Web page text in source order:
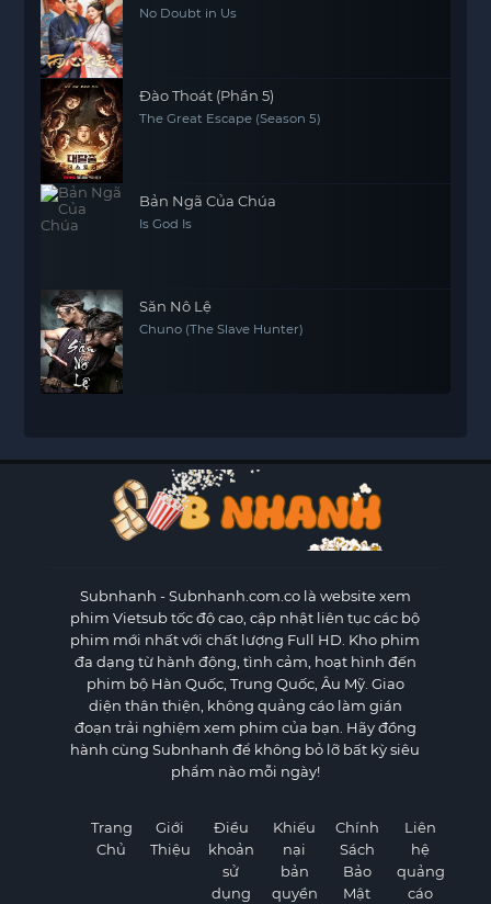
No Doubt in Us
Đào Thoát (Phần 5)
The Great Escape (Season 5)
Bản Ngã Của Chúa
Is God Is
Săn Nô Lệ
Chuno (The Slave Hunter)
Subnhanh - Subnhanh.com.co là website xem
phim Vietsub tốc độ cao, cập nhật liên tục các bộ
phim mới nhất với chất lượng Full HD. Kho phim
đa dạng từ hành động, tình cảm, hoạt hình đến
phim bộ Hàn Quốc, Trung Quốc, Âu Mỹ. Giao
diện thân thiện, không quảng cáo làm gián
đoạn trải nghiệm xem phim của bạn. Hãy đồng
hành cùng Subnhanh để không bỏ lỡ bất kỳ siêu
phẩm nào mỗi ngày!
Trang
Chủ
Giới
Thiệu
Điều
khoản
sử
dụng
Khiếu
nại
bản
quyền
Chính
Sách
Bảo
Mật
Liên
hệ
quảng
cáo